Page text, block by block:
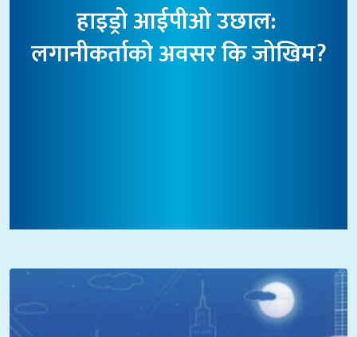
हाइड्रो आईपीओ उछाल:
लगानीकर्ताको अवसर कि जोखिम?